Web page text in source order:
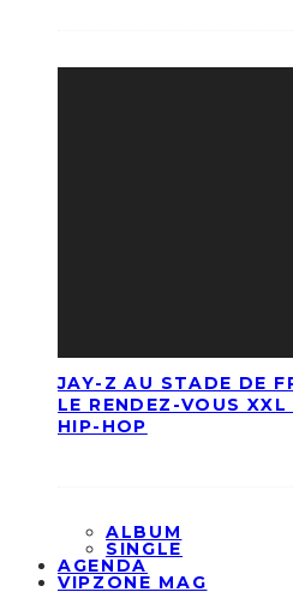
JAY-Z AU STADE DE
LE RENDEZ-VOUS XXL
HIP-HOP
ALBUM
SINGLE
AGENDA
VIPZONE MAG